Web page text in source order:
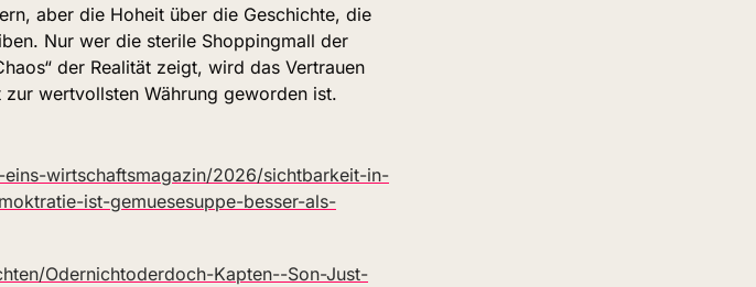
aber die Hoheit über die Geschichte, die
Nur wer die sterile Shoppingmall der
der Realität zeigt, wird das Vertrauen
wertvollsten Währung geworden ist.
wirtschaftsmagazin/2026/sichtbarkeit-in-
ist-gemuesesuppe-besser-als-
Odernichtoderdoch-Kapten--Son-Just-